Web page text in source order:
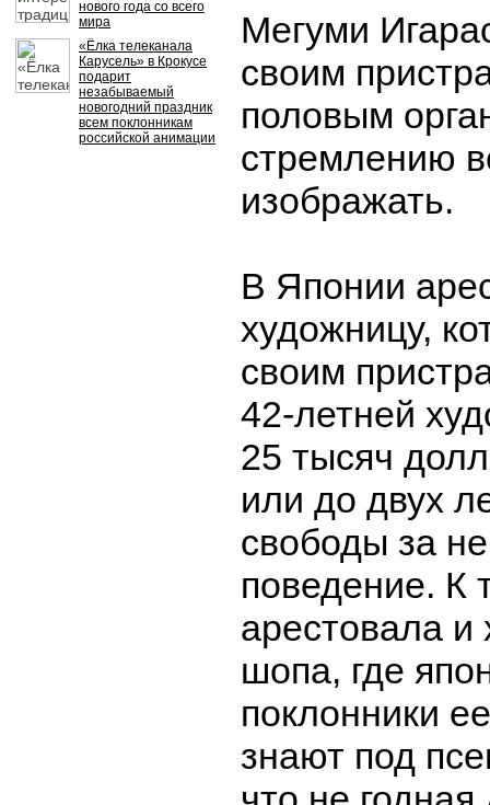
нового года со всего
мира
«Ёлка телеканала
Карусель» в Крокусе
подарит
незабываемый
новогодний праздник
всем поклонникам
российской анимации
Мегуми
своим
половым
стремлению
изображать.
В Японии
художницу,
своим
42-летней
25 тысяч
или до двух
свободы за
поведение. К
арестовала и
шопа, где
поклонники
знают под